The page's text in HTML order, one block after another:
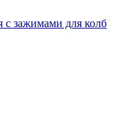
с зажимами для колб